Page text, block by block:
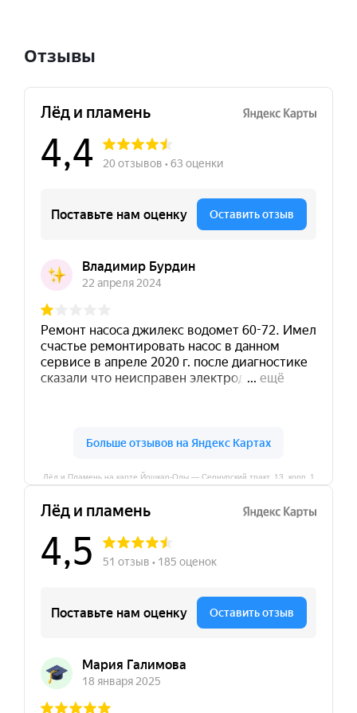
Отзывы
Лёд и Пламень на карте Йошкар‑Олы — Сернурский тракт, 13, корп. 1